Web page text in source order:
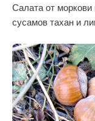
Салата от
сусамов тахан и